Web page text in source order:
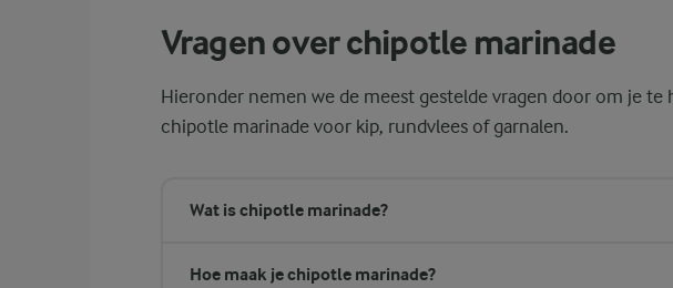
Vragen over chipotle marinade
Hieronder nemen we de meest gestelde vragen door om je te
chipotle marinade voor kip, rundvlees of garnalen.
Wat is chipotle marinade?
Hoe maak je chipotle marinade?